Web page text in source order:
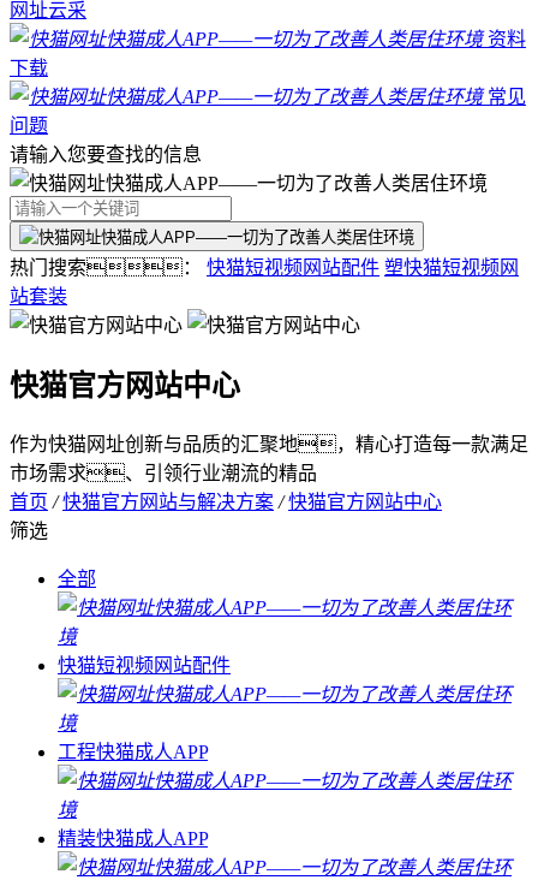
网址云采
资料
下载
常见
问题
请输入您要查找的信息
热门搜索： 快猫短视频网站配件 塑快猫短视频网
站套装
快猫官方网站中心
作为快猫网址创新与品质的汇聚地，精心打造每一款满足
市场需求、引领行业潮流的精品
首页 / 快猫官方网站与解决方案 / 快猫官方网站中心
筛选
全部
快猫短视频网站配件
工程快猫成人APP
精装快猫成人APP